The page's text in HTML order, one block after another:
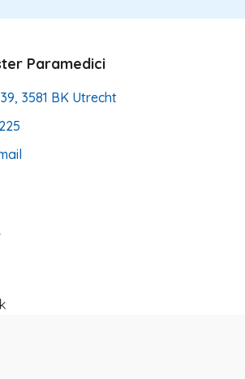
Paramedici
3581 BK Utrecht